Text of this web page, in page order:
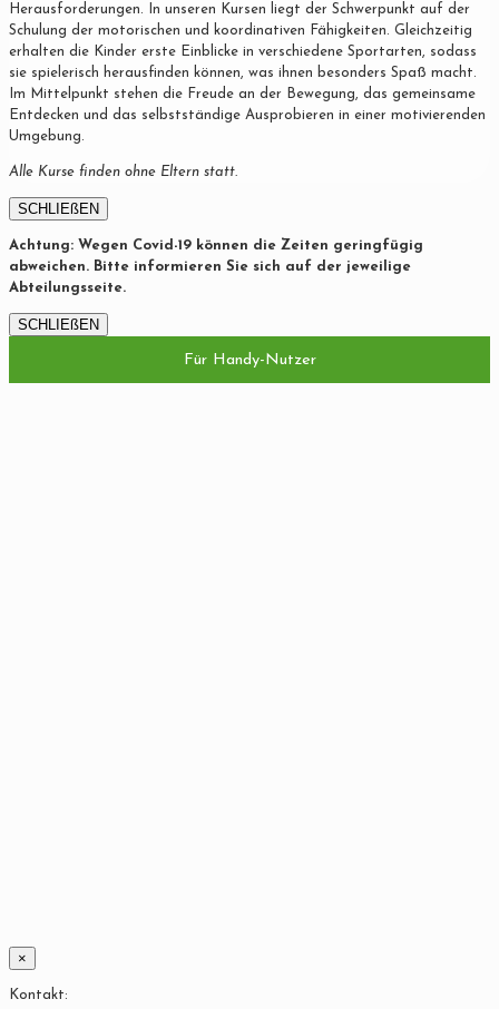
Herausforderungen. In unseren Kursen liegt der Schwerpunkt auf der
Schulung der motorischen und koordinativen Fähigkeiten. Gleichzeitig
erhalten die Kinder erste Einblicke in verschiedene Sportarten, sodass
sie spielerisch herausfinden können, was ihnen besonders Spaß macht.
Im Mittelpunkt stehen die Freude an der Bewegung, das gemeinsame
Entdecken und das selbstständige Ausprobieren in einer motivierenden
Umgebung.
Alle Kurse finden ohne Eltern statt.
SCHLIEßEN
Achtung: Wegen Covid-19 können die Zeiten geringfügig
abweichen. Bitte informieren Sie sich auf der jeweilige
Abteilungsseite.
SCHLIEßEN
Für Handy-Nutzer
×
Kontakt: